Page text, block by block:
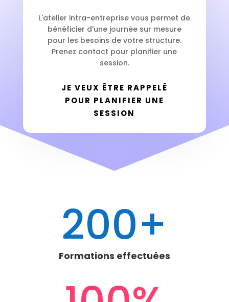
L'atelier intra-entreprise vous permet de
bénéficier d'une journée sur mesure
pour les besoins de votre structure.
Prenez contact pour planifier une
session.
JE VEUX ÊTRE RAPPELÉ
POUR PLANIFIER UNE
SESSION
200+
Formations effectuées